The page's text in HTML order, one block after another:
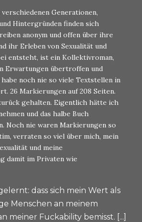
Generationen,
Hintergründen finden sich
anonym und offen über ihre
ihr Erleben von Sexualität und
entsteht, ist ein Kollektivroman,
Erwartungen übertroffen und
noch nie so viele Textstellen in
26 Markierungen auf 208 Seiten.
gehalten. Eigentlich hätte ich
und das halbe Buch
Noch nie waren Markierungen so
verraten so viel über mich, mein
und meine
damit im Privaten wie
dass sich mein Wert als
Menschen an meinem
meiner Fuckability bemisst. [...]